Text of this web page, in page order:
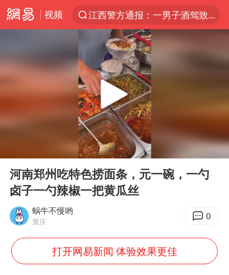
视频
江西警方通报：一男子酒驾致7人受伤
陈丽君提名百花奖最佳新人奖
《披荆斩棘2026》阵容官宣
于东来回应胖东来近25年老店年底关闭
肖国栋晋级 特鲁姆普爆冷出局
以军士兵把枪口对准中国记者
Play
00:17
河南郑州吃特色捞面条，元一碗，一勺
卤子一勺辣椒一把黄瓜丝
蜗牛不慢哟
重庆 0
打开网易新闻 体验效果更佳